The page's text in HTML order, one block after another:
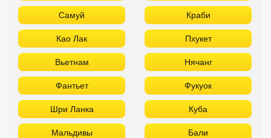
Самуй Краби
Као Лак Пхукет
Вьетнам Нячанг
Фантьет Фукуок
Шри Ланка Куба
Мальдивы Бали